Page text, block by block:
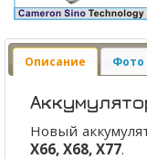
Описание Фото
Новый
X66, X68, X77.